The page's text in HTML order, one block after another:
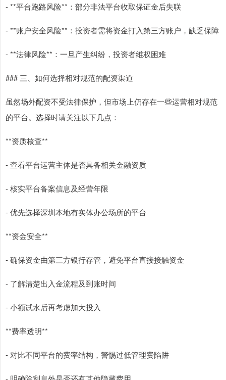
- **平台跑路风险**：部分非法平台收取保证金后失联
- **账户安全风险**：投资者需将资金打入第三方账户，缺乏保障
- **法律风险**：一旦产生纠纷，投资者维权困难
### 三、如何选择相对规范的配资渠道
虽然场外配资不受法律保护，但市场上仍存在一些运营相对规范
的平台。选择时请关注以下几点：
**资质核查**
- 查看平台运营主体是否具备相关金融资质
- 核实平台备案信息及经营年限
- 优先选择深圳本地有实体办公场所的平台
**资金安全**
- 确保资金由第三方银行存管，避免平台直接接触资金
- 了解清楚出入金流程及到账时间
- 小额试水后再考虑加大投入
**费率透明**
- 对比不同平台的费率结构，警惕过低管理费陷阱